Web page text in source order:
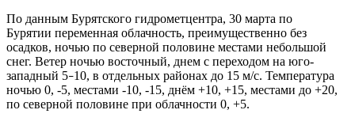
По данным Бурятского гидрометцентра, 30 марта по
Бурятии переменная облачность, преимущественно без
осадков, ночью по северной половине местами небольшой
снег. Ветер ночью восточный, днем с переходом на юго-
западный 5–10, в отдельных районах до 15 м/с. Температура
ночью 0, -5, местами -10, -15, днём +10, +15, местами до +20,
по северной половине при облачности 0, +5.